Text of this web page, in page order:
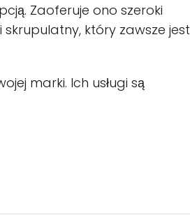
Zaoferuje ono szeroki
który zawsze jest
marki. Ich usługi są